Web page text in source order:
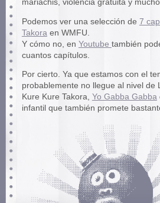
mariachis, violencia gratuita y
Podemos ver una selección de 7
Takora en WMFU.
Y cómo no, en Youtube también
cuantos capítulos.
Por cierto. Ya que estamos con el
probablemente no llegue al nivel de
Kure Kure Takora, Yo Gabba Gabba
infantil que también promete